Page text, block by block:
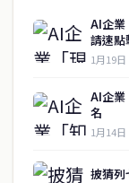
AI企
請速點
1月19日
AI企業
名
1月14日
披猜列
關於我們
泰國中文新聞（
供即時、客觀、多
即時